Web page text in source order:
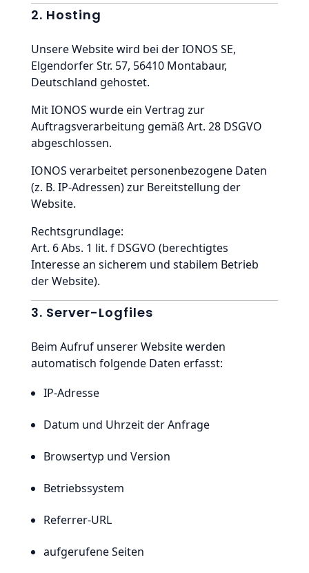
2. Hosting
Unsere Website wird bei der IONOS SE,
Elgendorfer Str. 57, 56410 Montabaur,
Deutschland gehostet.
Mit IONOS wurde ein Vertrag zur
Auftragsverarbeitung gemäß Art. 28 DSGVO
abgeschlossen.
IONOS verarbeitet personenbezogene Daten
(z. B. IP-Adressen) zur Bereitstellung der
Website.
Rechtsgrundlage:
Art. 6 Abs. 1 lit. f DSGVO (berechtigtes
Interesse an sicherem und stabilem Betrieb
der Website).
3. Server-Logfiles
Beim Aufruf unserer Website werden
automatisch folgende Daten erfasst:
IP-Adresse
Datum und Uhrzeit der Anfrage
Browsertyp und Version
Betriebssystem
Referrer-URL
aufgerufene Seiten